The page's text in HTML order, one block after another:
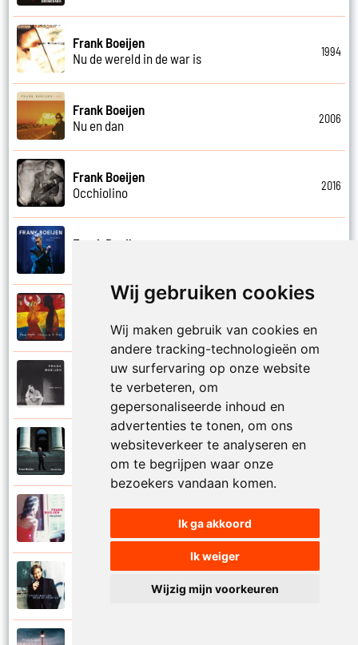
Wij gebruiken cookies
Wij maken gebruik van cookies en
andere tracking-technologieën om
uw surfervaring op onze website
te verbeteren, om
gepersonaliseerde inhoud en
advertenties te tonen, om ons
websiteverkeer te analyseren en
om te begrijpen waar onze
bezoekers vandaan komen.
Ik ga akkoord
Ik weiger
Wijzig mijn voorkeuren
Frank Boeijen
Nu de wereld in de war is
1994
Frank Boeijen
Nu en dan
2006
Frank Boeijen
Occhiolino
2016
Frank Boeijen
Onder ons
Frank Boeijen
Onschuld
Frank Boeijen
Op een dag
Frank Boeijen
Open de poorten